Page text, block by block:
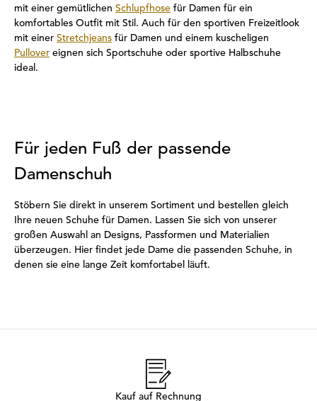
mit einer gemütlichen Schlupfhose für Damen für ein
komfortables Outfit mit Stil. Auch für den sportiven Freizeitlook
mit einer Stretchjeans für Damen und einem kuscheligen
Pullover eignen sich Sportschuhe oder sportive Halbschuhe
ideal.
Für jeden Fuß der passende
Damenschuh
Stöbern Sie direkt in unserem Sortiment und bestellen gleich
Ihre neuen Schuhe für Damen. Lassen Sie sich von unserer
großen Auswahl an Designs, Passformen und Materialien
überzeugen. Hier findet jede Dame die passenden Schuhe, in
denen sie eine lange Zeit komfortabel läuft.
Kauf auf Rechnung